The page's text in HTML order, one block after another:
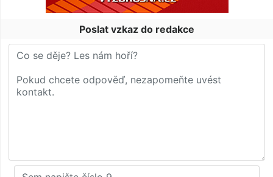
Poslat vzkaz do redakce